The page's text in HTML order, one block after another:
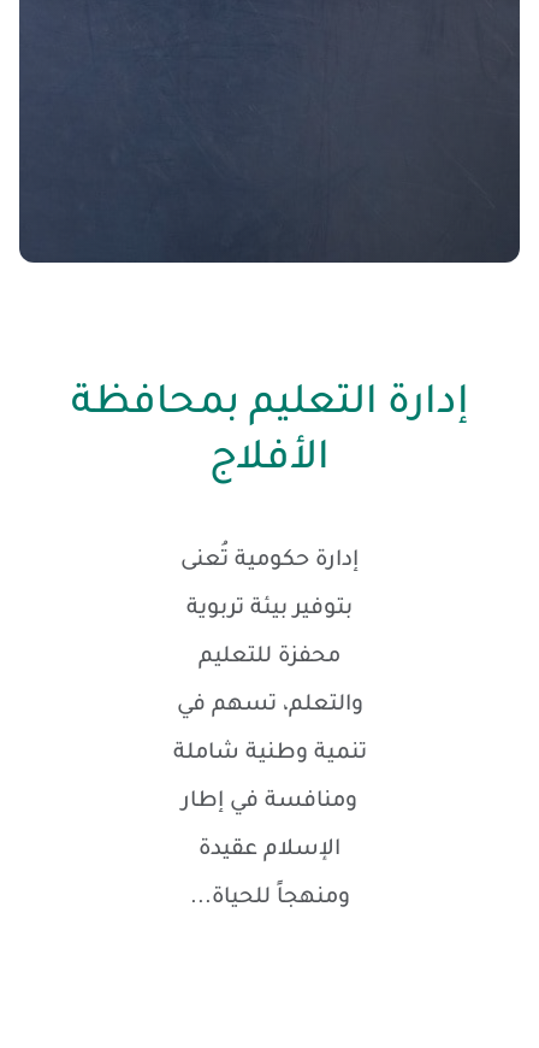
إدارة التعليم بمحافظة
الأفلاج
إدارة حكومية تُعنى
بتوفير بيئة تربوية
محفزة للتعليم
والتعلم، تسهم في
تنمية وطنية شاملة
ومنافسة في إطار
الإسلام عقيدة
ومنهجاً للحياة...​